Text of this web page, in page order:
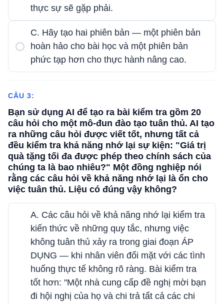
thực sự sẽ gặp phải.
C. Hãy tạo hai phiên bản — một phiên bản
hoàn hảo cho bài học và một phiên bản
phức tạp hơn cho thực hành nâng cao.
CÂU 3:
Bạn sử dụng AI để tạo ra bài kiểm tra gồm 20
câu hỏi cho một mô-đun đào tạo tuân thủ. AI tạo
ra những câu hỏi được viết tốt, nhưng tất cả
đều kiểm tra khả năng nhớ lại sự kiện: "Giá trị
quà tặng tối đa được phép theo chính sách của
chúng ta là bao nhiêu?" Một đồng nghiệp nói
rằng các câu hỏi về khả năng nhớ lại là ổn cho
việc tuân thủ. Liệu có đúng vậy không?
A. Các câu hỏi về khả năng nhớ lại kiểm tra
kiến ​​thức về những quy tắc, nhưng việc
không tuân thủ xảy ra trong giai đoạn ÁP
DỤNG — khi nhân viên đối mặt với các tình
huống thực tế không rõ ràng. Bài kiểm tra
tốt hơn: "Một nhà cung cấp đề nghị mời bạn
đi hội nghị của họ và chi trả tất cả các chi